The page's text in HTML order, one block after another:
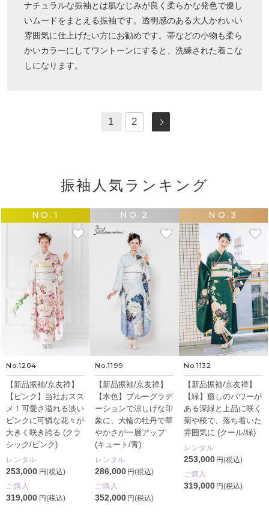
ナチュラルな振袖とは肌なじみが良く柔らかな発色で優し
いムードをまとえる振袖です。透明感のある大人かわいい
雰囲気に仕上げたい方にお勧めです。帯などの小物も柔ら
かいカラーにしてワントーンにすると、洗練された着こな
しになります。
1 2
振袖人気ランキング
NO.1
No.1204
【新品振袖/京友禅】
【ピンク】当社おスス
メ！可愛さ溢れる淡い
ピンクに可憐な花々が
大きく咲き誇る (クラ
シック/ピンク)
レンタル
253,000 円(税込)
ご購入
319,000 円(税込)
NO.2
No.1199
【新品振袖/京友禅】
【水色】ブルーグラデ
ーションで涼しげな印
象に、大輪の牡丹で華
やかさが一層アップ
(キュート/青)
レンタル
286,000 円(税込)
ご購入
352,000 円(税込)
NO.3
No.1132
【新品振袖/京友禅】
【緑】癒しのパワーが
ある深緑と上品に咲く
菊や桜で、落ち着いた
雰囲気に (クール/緑)
レンタル
253,000 円(税込)
ご購入
319,000 円(税込)